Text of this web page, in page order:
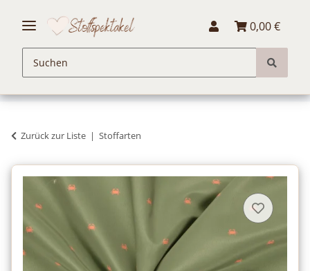
0,00 €
Zurück zur Liste Stoffarten